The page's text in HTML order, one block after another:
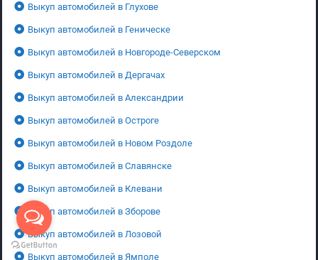
Выкуп автомобилей в Глухове
Выкуп автомобилей в Геническе
Выкуп автомобилей в Новгороде-Северском
Выкуп автомобилей в Дергачах
Выкуп автомобилей в Александрии
Выкуп автомобилей в Остроге
Выкуп автомобилей в Новом Роздоле
Выкуп автомобилей в Славянске
Выкуп автомобилей в Клевани
Выкуп автомобилей в Зборове
Выкуп автомобилей в Лозовой
Выкуп автомобилей в Ямполе